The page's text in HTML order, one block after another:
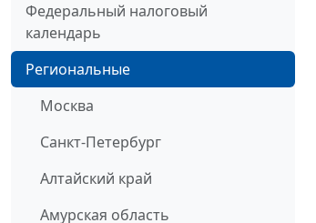
Федеральный налоговый
календарь
Региональные
Москва
Санкт-Петербург
Алтайский край
Амурская область